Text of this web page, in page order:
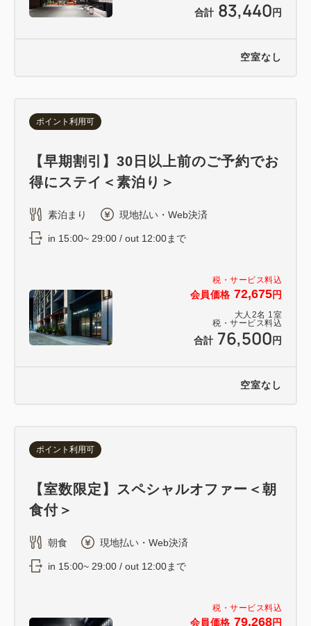
合計 83,440円
空室なし
税・サービス料込
会員価格 72,675円
大人 2名 1 室
税・サービス料込
合計 76,500円
ポイント利用可
【早期割引】30日以上前のご予約でお
得にステイ＜素泊り＞
素泊まり 現地払い・Web決済
in 15:00~ 29:00 / out 12:00まで
空室なし
税・サービス料込
会員価格 79,268円
ポイント利用可
【室数限定】スペシャルオファー＜朝
食付＞
朝食 現地払い・Web決済
in 15:00~ 29:00 / out 12:00まで